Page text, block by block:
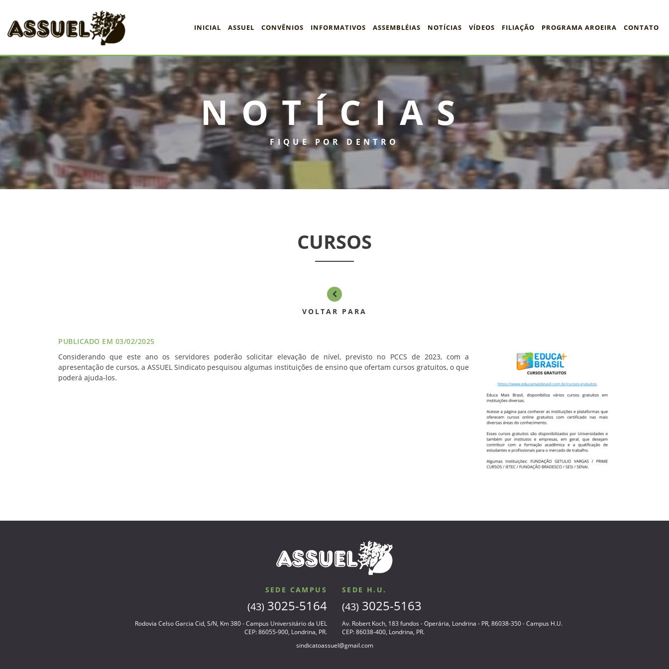
INICIAL
ASSUEL
CONVÊNIOS
INFORMATIVOS
ASSEMBLÉIAS
CONTATO
INICIAL ASSUEL CONVÊNIOS INFORMATIVOS ASSEMBLÉIAS NOTÍCIAS VÍDEOS FILIAÇÃO PROGRAMA AROEIRA CONTATO
NOTÍCIAS
FIQUE POR DENTRO
CURSOS
VOLTAR PARA
PUBLICADO EM 03/02/2025
Considerando que este ano os servidores poderão solicitar elevação de nível, previsto no PCCS de 2023, com a
apresentação de cursos, a ASSUEL Sindicato pesquisou algumas instituições de ensino que ofertam cursos gratuitos, o que
poderá ajuda-los.
SEDE CAMPUS
(43) 3025-5164
Rodovia Celso Garcia Cid, S/N, Km 380 - Campus Universitário da UEL
CEP: 86055-900, Londrina, PR.
SEDE H.U.
(43) 3025-5163
Av. Robert Koch, 183 fundos - Operária, Londrina - PR, 86038-350 - Campus H.U.
CEP: 86038-400, Londrina, PR.
sindicatoassuel@gmail.com